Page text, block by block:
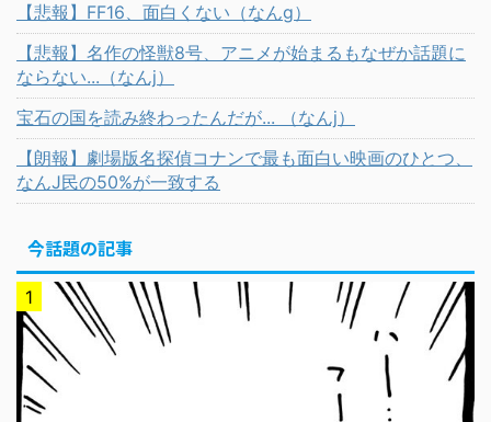
【悲報】FF16、面白くない（なんg）
【悲報】名作の怪獣8号、アニメが始まるもなぜか話題に
ならない...（なんj）
宝石の国を読み終わったんだが... （なんj）
【朗報】劇場版名探偵コナンで最も面白い映画のひとつ、
なんJ民の50%が一致する
今話題の記事